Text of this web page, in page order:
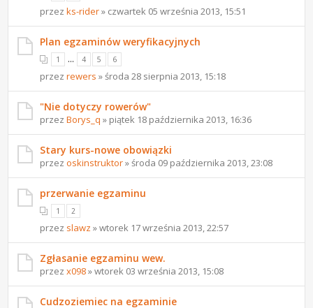
przezks-rider» czwartek 05 września 2013, 15:51
Plan egzaminów weryfikacyjnych
1 ... 4 5 6
przezrewers » środa 28 sierpnia 2013, 15:18
"Nie dotyczy rowerów"
przezBorys_q » piątek 18 października 2013, 16:36
Stary kurs-nowe obowiązki
przezoskinstruktor» środa 09 października 2013, 23:08
przerwanie egzaminu
1 2
przez slawz » wtorek 17 września 2013, 22:57
Zgłasanie egzaminu wew.
przezx098» wtorek 03 września 2013, 15:08
Cudzoziemiec na egzaminie